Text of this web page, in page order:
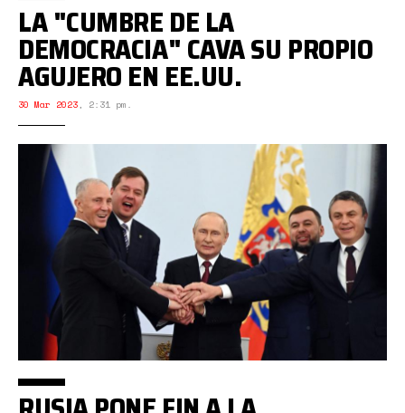
LA "CUMBRE DE LA
DEMOCRACIA" CAVA SU PROPIO
AGUJERO EN EE.UU.
30 Mar 2023, 2:31 pm.